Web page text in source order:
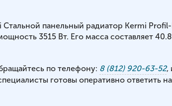
панельный радиатор Kermi
3515 Вт. Его масса составляет
по телефону: 8 (812) 920-63-52,
готовы оперативно ответить